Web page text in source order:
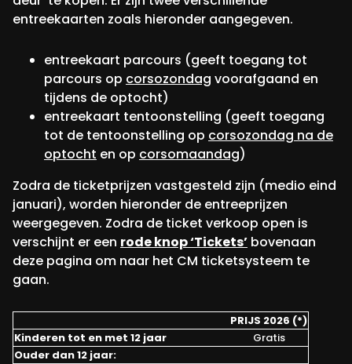
entreekaarten zoals hieronder aangegeven.
entreekaart parcours (geeft toegang tot
parcours op corsozondag voorafgaand en
tijdens de optocht)
entreekaart tentoonstelling (geeft toegang
tot de tentoonstelling op corsozondag na de
optocht en op corsomaandag)
Zodra de ticketprijzen vastgesteld zijn (medio eind
januari), worden hieronder de entreeprijzen
weergegeven. Zodra de ticket verkoop open is
verschijnt er een rode knop ‘Tickets’ bovenaan
deze pagina om naar het CM ticketsysteem te
gaan.
PRIJS 2026 (*)
Kinderen tot en met 12 jaar
Gratis
Ouder dan 12 jaar: